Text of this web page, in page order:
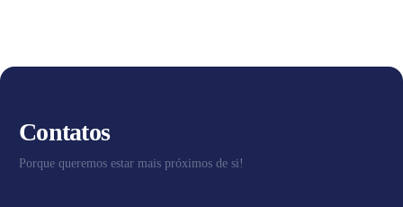
Contatos
Porque queremos estar mais próximos de si!